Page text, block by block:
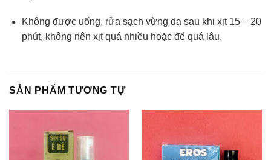
Không được uống, rửa sạch vừng da sau khi xịt 15 – 20
phút, không nên xịt quá nhiều hoặc để quá lâu.
SẢN PHẨM TƯƠNG TỰ